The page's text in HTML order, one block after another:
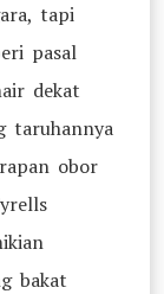
tapi
pasal
dekat
taruhannya
obor
bakat